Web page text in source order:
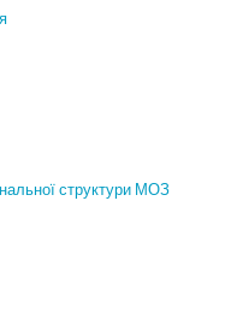
структури МОЗ